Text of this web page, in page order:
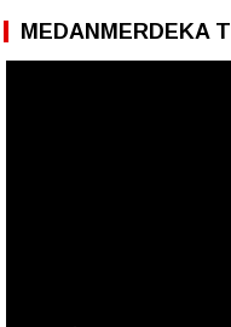
MEDANMERDEKA